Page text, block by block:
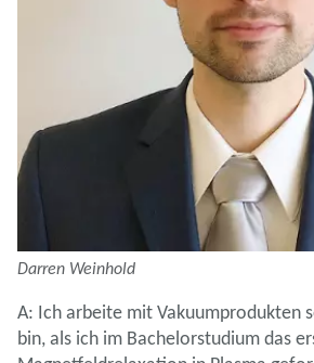
Darren Weinhold
A: Ich arbeite mit Vakuumprodukten
bin, als ich im Bachelorstudium das